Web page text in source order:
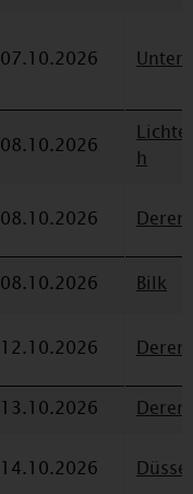
07.10.2026
08.10.2026
h
08.10.2026
08.10.2026
Bilk
12.10.2026
13.10.2026
14.10.2026